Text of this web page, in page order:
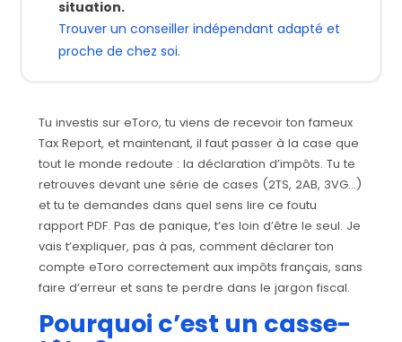
situation.
Trouver un conseiller indépendant adapté et
proche de chez soi.
Tu investis sur eToro, tu viens de recevoir ton fameux
Tax Report, et maintenant, il faut passer à la case que
tout le monde redoute : la déclaration d’impôts. Tu te
retrouves devant une série de cases (2TS, 2AB, 3VG…)
et tu te demandes dans quel sens lire ce foutu
rapport PDF. Pas de panique, t’es loin d’être le seul. Je
vais t’expliquer, pas à pas, comment déclarer ton
compte eToro correctement aux impôts français, sans
faire d’erreur et sans te perdre dans le jargon fiscal.
Pourquoi c’est un casse-